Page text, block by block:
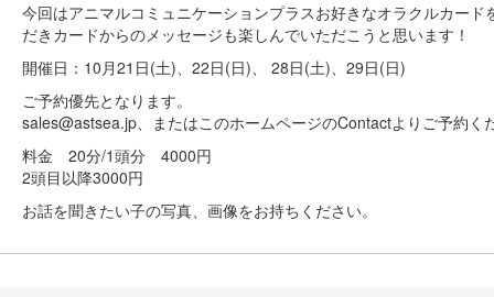
今回はアニマルコミュニケーションプラスお好きなオラクルカード
だきカードからのメッセージも楽しんでいただこうと思います！
開催日：10月21日(土)、22日(日)、 28日(土)、29日(日)
ご予約優先となります。
sales@astsea.jp、またはこのホームページのContactよりご予約く
料金 20分/1頭分 4000円
2頭目以降3000円
お話を聞きたい子の写真、画像をお持ちください。